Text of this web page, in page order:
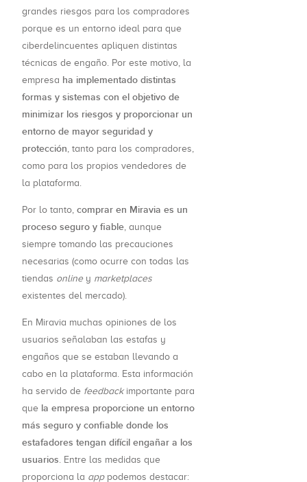
grandes riesgos para los compradores
porque es un entorno ideal para que
ciberdelincuentes apliquen distintas
técnicas de engaño. Por este motivo, la
empresa ha implementado distintas
formas y sistemas con el objetivo de
minimizar los riesgos y proporcionar un
entorno de mayor seguridad y
protección , tanto para los compradores,
como para los propios vendedores de
la plataforma.
Por lo tanto, comprar en Miravia es un
proceso seguro y fiable , aunque
siempre tomando las precauciones
necesarias (como ocurre con todas las
tiendas onliney marketplaces
existentes del mercado).
En Miravia muchas opiniones de los
usuarios señalaban las estafas y
engaños que se estaban llevando a
cabo en la plataforma. Esta información
ha servido de feedbackimportante para
que la empresa proporcione un entorno
más seguro y confiable donde los
estafadores tengan difícil engañar a los
usuarios . Entre las medidas que
proporciona la apppodemos destacar: